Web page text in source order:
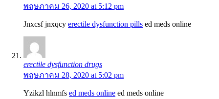
พฤษภาคม 26, 2020 at 5:12 pm
Jnxcsf jnxqcy erectile dysfunction pills ed meds online
erectile dysfunction drugs
พฤษภาคม 28, 2020 at 5:02 pm
Yzikzl hlnmfs ed meds online ed meds online